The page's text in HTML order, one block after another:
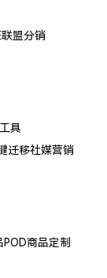
盟分销
具
迁移社媒营销
POD商品定制